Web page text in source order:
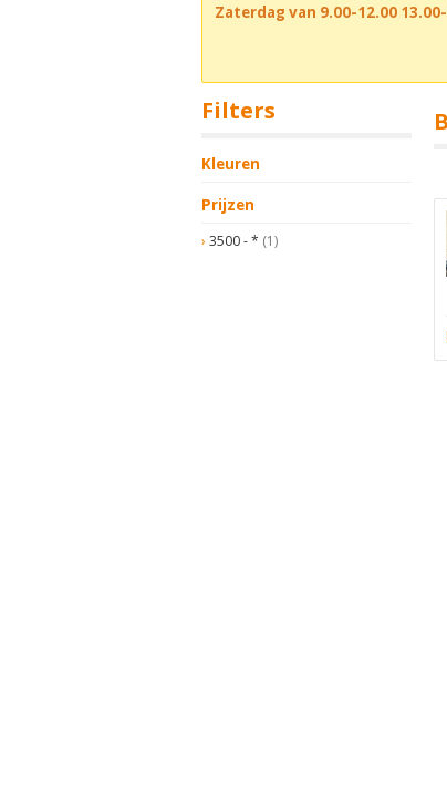
Zaterdag van 9.00-12.00
Filters
Kleuren
Prijzen
3500 - * (1)